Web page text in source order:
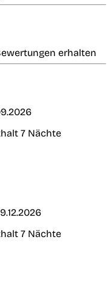
erhalten
7 Nächte
7 Nächte